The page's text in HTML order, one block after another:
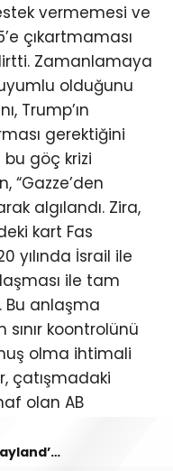
vermemesi ve
çıkartmaması
Zamanlamaya
olduğunu
Trump’ın
gerektiğini
göç krizi
“Gazze’den
algılandı. Zira,
kart Fas
yılında İsrail ile
ile tam
Bu anlaşma
sınır koontrolünü
olma ihtimali
çatışmadaki
olan AB
gibi, bunu
çalışmaları.
SON DAKİKA HABERLER: Tayland’da okula silahlı saldırı! Çok sayıda ölü ve yaralı var